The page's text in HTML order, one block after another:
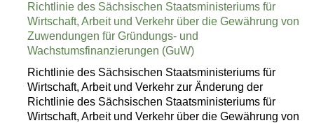
Richtlinie des Sächsischen Staatsministeriums für
Wirtschaft, Arbeit und Verkehr über die Gewährung von
Zuwendungen für Gründungs- und
Wachstumsfinanzierungen (GuW)
Richtlinie des Sächsischen Staatsministeriums für
Wirtschaft, Arbeit und Verkehr zur Änderung der
Richtlinie des Sächsischen Staatsministeriums für
Wirtschaft, Arbeit und Verkehr über die Gewährung von